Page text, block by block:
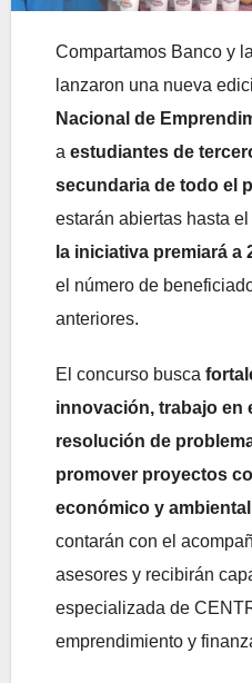
Compartamos Banco y
lanzaron una nueva
Nacional de
a estudiantes de
secundaria de todo el
estarán abiertas hasta
la iniciativa premiará a
el número de
anteriores.
El concurso busca
innovación, trabajo en
resolución de
promover proyectos
económico y ambiental
contarán con el
asesores y recibirán
especializada de
emprendimiento y